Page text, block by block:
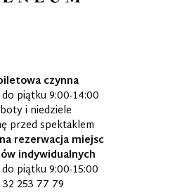
czynna
piątku 9:00-14:00
i niedziele
przed spektaklem
rezerwacja miejsc
indywidualnych
piątku 9:00-15:00
32 253 77 79